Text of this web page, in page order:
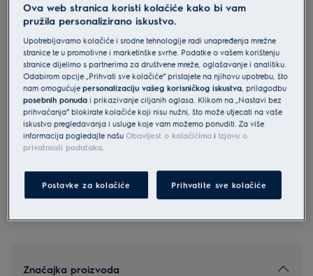
EW6F2491E
Electrolux SensiCare 600 perilica
rublja kapaciteta 9 kg i 1400
okretaja
4.9 (45)
Informacijski list proizvoda
regulativi 2023/988 navedeni su u poglavljima 1 i 2
pročitajte cijeli korisnički priručnik.
Značajka proizvoda
Ova web stranica koristi kolačiće kako bi vam
pružila personalizirano iskustvo.
Upotrebljavamo kolačiće i srodne tehnologije radi unapređenja mrežne
stranice te u promotivne i marketinške svrhe. Podatke o vašem korištenju
stranice dijelimo s partnerima za društvene mreže, oglašavanje i analitiku.
Odabirom opcije „Prihvati sve kolačiće” pristajete na njihovu upotrebu, što
nam omogućujepersonalizaciju vašeg korisničkog iskustva, prilagodbu
posebnih ponuda i prikazivanje ciljanih oglasa. Klikom na „Nastavi bez
prihvaćanja” blokirate kolačiće koji nisu nužni, što može utjecati na vaše
iskustvo pregledavanja i usluge koje vam možemo ponuditi. Za više
informacija pogledajte našuObavijest o kolačićima i Izjavu o
privatnosti podataka.
Postavke za kolačiće Prihvatite sve kolačiće